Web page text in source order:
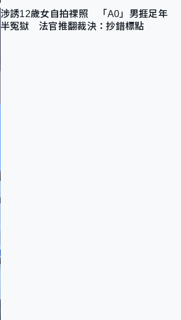
涉誘12歲女自拍祼照 「A0」男捱足年
半冤獄 法官推翻裁決：抄錯標點